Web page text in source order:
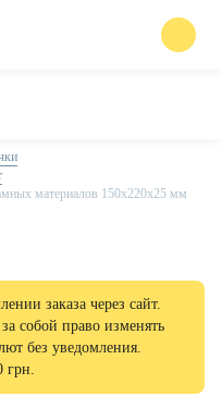
материалов 150х220х25 мм
заказа через сайт.
собой право изменять
без уведомления.
грн.